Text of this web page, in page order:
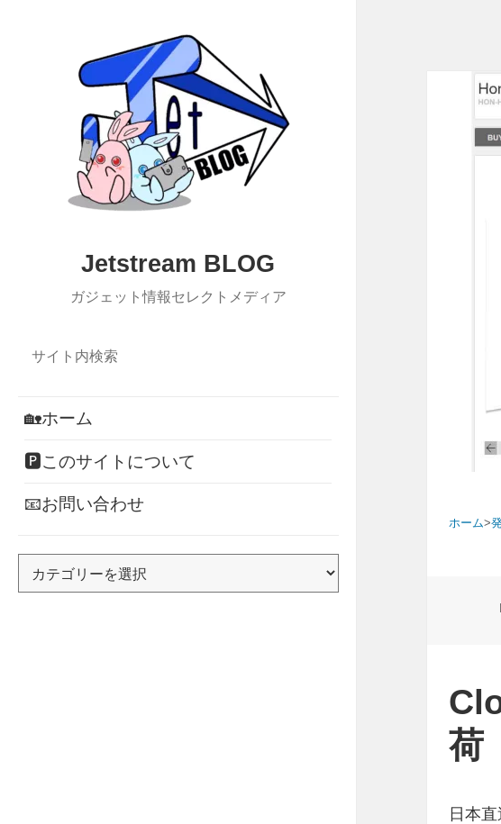
Jetstream BLOG
ガジェット情報セレクトメディア
🏡ホーム
🅿このサイトについて
📧お問い合わせ
ホーム>
荷
日本